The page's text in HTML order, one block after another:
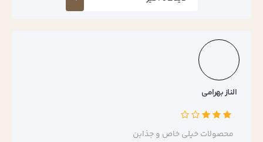
الناز بهرامی
محصولات خیلی خاص و جذابن